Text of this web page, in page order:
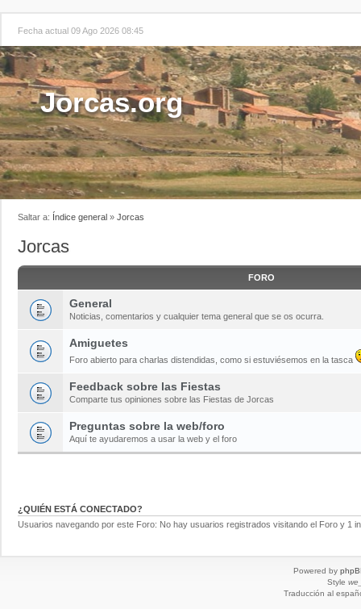
Fecha actual 09 Ago 2026 08:45
Jorcas.org
Saltar a: Índice general » Jorcas
Jorcas
FORO
General
Noticias, comentarios y cualquier tema general que se os ocurra.
Amiguetes
Foro abierto para charlas distendidas, como si estuviésemos en la tasca
Feedback sobre las Fiestas
Comparte tus opiniones sobre las Fiestas de Jorcas
Preguntas sobre la web/foro
Aquí te ayudaremos a usar la web y el foro
¿QUIÉN ESTÁ CONECTADO?
Usuarios navegando por este Foro: No hay usuarios registrados visitando el Foro y 1
Powered by
Style
Traducción al